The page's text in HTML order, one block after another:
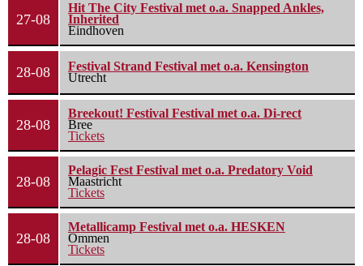
27-08
Hit The City Festival met o.a. Snapped Ankles,
Inherited
Eindhoven
28-08
Festival Strand Festival met o.a. Kensington
Utrecht
28-08
Breekout! Festival Festival met o.a. Di-rect
Bree
Tickets
28-08
Pelagic Fest Festival met o.a. Predatory Void
Maastricht
Tickets
28-08
Metallicamp Festival met o.a. HESKEN
Ommen
Tickets